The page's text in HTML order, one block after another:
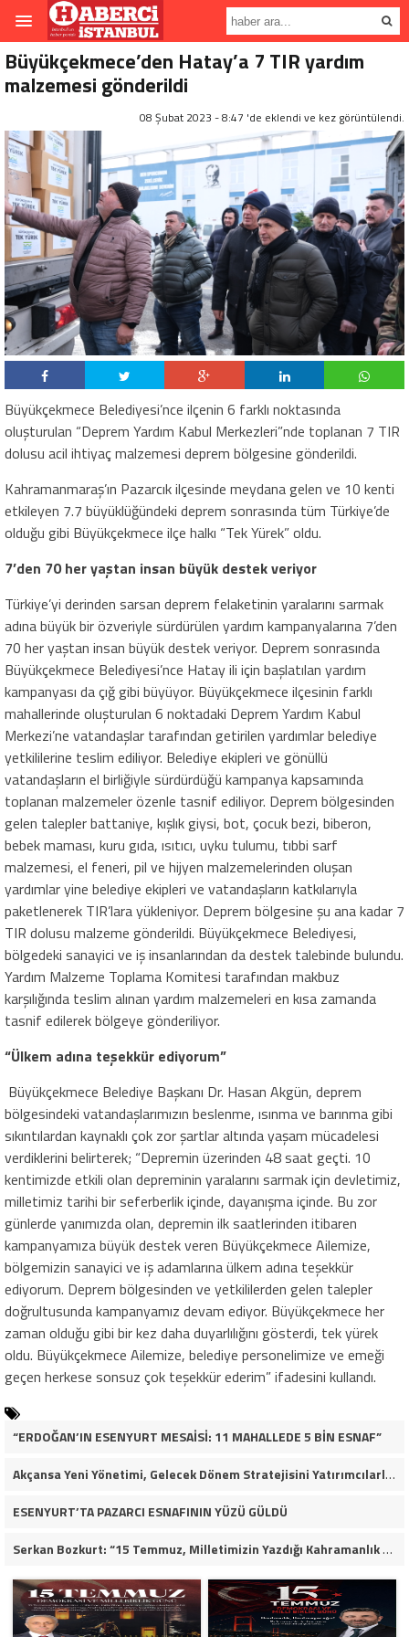
Büyükçekmece’den Hatay’a 7 TIR yardım
malzemesi gönderildi
08 Şubat 2023 - 8:47 'de eklendi ve kez görüntülendi.
Büyükçekmece Belediyesi’nce ilçenin 6 farklı noktasında
oluşturulan “Deprem Yardım Kabul Merkezleri”nde toplanan 7 TIR
dolusu acil ihtiyaç malzemesi deprem bölgesine gönderildi.
Kahramanmaraş’ın Pazarcık ilçesinde meydana gelen ve 10 kenti
etkileyen 7.7 büyüklüğündeki deprem sonrasında tüm Türkiye’de
olduğu gibi Büyükçekmece ilçe halkı “Tek Yürek” oldu.
7’den 70 her yaştan insan büyük destek veriyor
Türkiye’yi derinden sarsan deprem felaketinin yaralarını sarmak
adına büyük bir özveriyle sürdürülen yardım kampanyalarına 7’den
70 her yaştan insan büyük destek veriyor. Deprem sonrasında
Büyükçekmece Belediyesi’nce Hatay ili için başlatılan yardım
kampanyası da çığ gibi büyüyor. Büyükçekmece ilçesinin farklı
mahallerinde oluşturulan 6 noktadaki Deprem Yardım Kabul
Merkezi’ne vatandaşlar tarafından getirilen yardımlar belediye
yetkililerine teslim ediliyor. Belediye ekipleri ve gönüllü
vatandaşların el birliğiyle sürdürdüğü kampanya kapsamında
toplanan malzemeler özenle tasnif ediliyor. Deprem bölgesinden
gelen talepler battaniye, kışlık giysi, bot, çocuk bezi, biberon,
bebek maması, kuru gıda, ısıtıcı, uyku tulumu, tıbbi sarf
malzemesi, el feneri, pil ve hijyen malzemelerinden oluşan
yardımlar yine belediye ekipleri ve vatandaşların katkılarıyla
paketlenerek TIR’lara yükleniyor. Deprem bölgesine şu ana kadar 7
TIR dolusu malzeme gönderildi. Büyükçekmece Belediyesi,
bölgedeki sanayici ve iş insanlarından da destek talebinde bulundu.
Yardım Malzeme Toplama Komitesi tarafından makbuz
karşılığında teslim alınan yardım malzemeleri en kısa zamanda
tasnif edilerek bölgeye gönderiliyor.
“Ülkem adına teşekkür ediyorum”
Büyükçekmece Belediye Başkanı Dr. Hasan Akgün, deprem
bölgesindeki vatandaşlarımızın beslenme, ısınma ve barınma gibi
sıkıntılardan kaynaklı çok zor şartlar altında yaşam mücadelesi
verdiklerini belirterek; “Depremin üzerinden 48 saat geçti. 10
kentimizde etkili olan depreminin yaralarını sarmak için devletimiz,
milletimiz tarihi bir seferberlik içinde, dayanışma içinde. Bu zor
günlerde yanımızda olan, depremin ilk saatlerinden itibaren
kampanyamıza büyük destek veren Büyükçekmece Ailemize,
bölgemizin sanayici ve iş adamlarına ülkem adına teşekkür
ediyorum. Deprem bölgesinden ve yetkililerden gelen talepler
doğrultusunda kampanyamız devam ediyor. Büyükçekmece her
zaman olduğu gibi bir kez daha duyarlılığını gösterdi, tek yürek
oldu. Büyükçekmece Ailemize, belediye personelimize ve emeği
geçen herkese sonsuz çok teşekkür ederim” ifadesini kullandı.
“ERDOĞAN’IN ESENYURT MESAİSİ: 11 MAHALLEDE 5 BİN ESNAF”
Akçansa Yeni Yönetimi, Gelecek Dönem Stratejisini Yatırımcılarla Paylaştı
ESENYURT’TA PAZARCI ESNAFININ YÜZÜ GÜLDÜ
Serkan Bozkurt: “15 Temmuz, Milletimizin Yazdığı Kahramanlık Destanıdır”